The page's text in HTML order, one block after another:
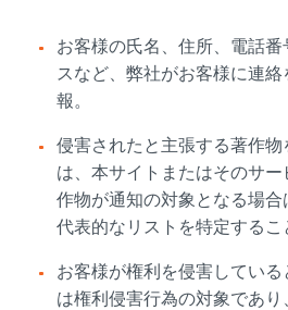
お客様の氏名、住所、電話
スなど、弊社がお客様に連
報。
侵害されたと主張する著作
は、本サイトまたはそのサ
作物が通知の対象となる場
代表的なリストを特定するこ
お客様が権利を侵害してい
は権利侵害行為の対象であ